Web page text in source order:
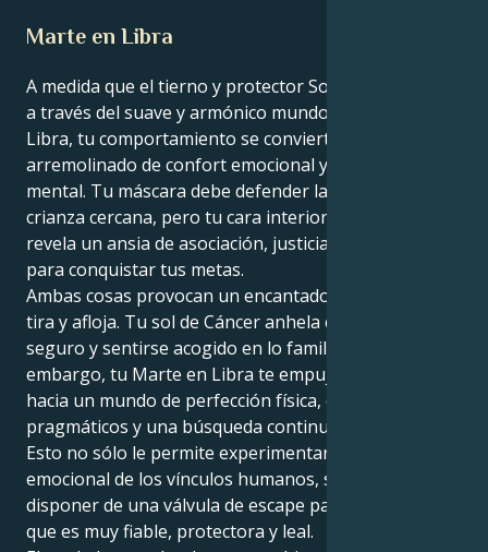
Marte en Libra
A medida que el tierno y protector Sol de Cáncer flota
a través del suave y armónico mundo de Marte en
Libra, tu comportamiento se convierte en un cóctel
arremolinado de confort emocional y armonía
mental. Tu máscara debe defender la comodidad y la
crianza cercana, pero tu cara interior de motivación
revela un ansia de asociación, justicia y romanticismo
para conquistar tus metas.
Ambas cosas provocan un encantador e intrigante
tira y afloja. Tu sol de Cáncer anhela crear un nido
seguro y sentirse acogido en lo familiar. Sin
embargo, tu Marte en Libra te empuja suavemente
hacia un mundo de perfección física, objetivos
pragmáticos y una búsqueda continua del equilibrio.
Esto no sólo le permite experimentar la intensidad
emocional de los vínculos humanos, sino también
disponer de una válvula de escape para su energía,
que es muy fiable, protectora y leal.